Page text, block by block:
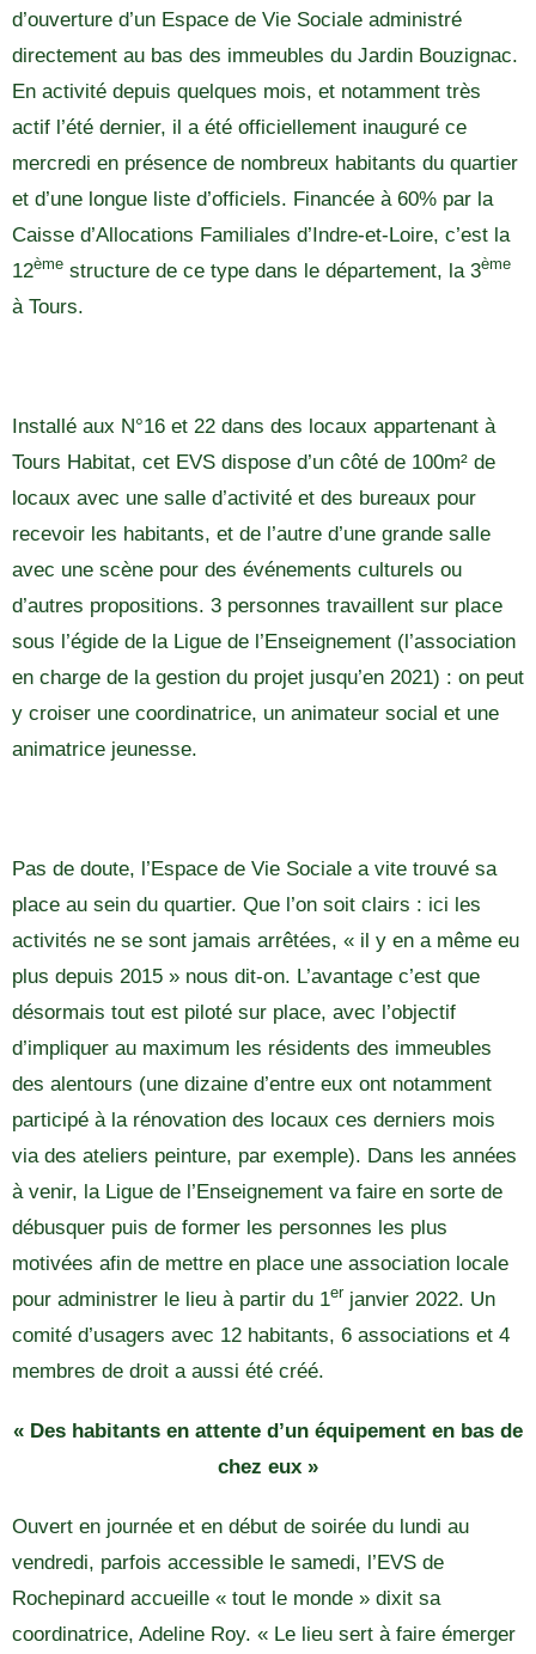
d’ouverture d’un Espace de Vie Sociale administré
directement au bas des immeubles du Jardin Bouzignac.
En activité depuis quelques mois, et notamment très
actif l’été dernier, il a été officiellement inauguré ce
mercredi en présence de nombreux habitants du quartier
et d’une longue liste d’officiels. Financée à 60% par la
Caisse d’Allocations Familiales d’Indre-et-Loire, c’est la
12ème structure de ce type dans le département, la 3ème
à Tours.
Installé aux N°16 et 22 dans des locaux appartenant à
Tours Habitat, cet EVS dispose d’un côté de 100m² de
locaux avec une salle d’activité et des bureaux pour
recevoir les habitants, et de l’autre d’une grande salle
avec une scène pour des événements culturels ou
d’autres propositions. 3 personnes travaillent sur place
sous l’égide de la Ligue de l’Enseignement (l’association
en charge de la gestion du projet jusqu’en 2021) : on peut
y croiser une coordinatrice, un animateur social et une
animatrice jeunesse.
Pas de doute, l’Espace de Vie Sociale a vite trouvé sa
place au sein du quartier. Que l’on soit clairs : ici les
activités ne se sont jamais arrêtées, « il y en a même eu
plus depuis 2015 » nous dit-on. L’avantage c’est que
désormais tout est piloté sur place, avec l’objectif
d’impliquer au maximum les résidents des immeubles
des alentours (une dizaine d’entre eux ont notamment
participé à la rénovation des locaux ces derniers mois
via des ateliers peinture, par exemple). Dans les années
à venir, la Ligue de l’Enseignement va faire en sorte de
débusquer puis de former les personnes les plus
motivées afin de mettre en place une association locale
pour administrer le lieu à partir du 1er janvier 2022. Un
comité d’usagers avec 12 habitants, 6 associations et 4
membres de droit a aussi été créé.
« Des habitants en attente d’un équipement en bas de
chez eux »
Ouvert en journée et en début de soirée du lundi au
vendredi, parfois accessible le samedi, l’EVS de
Rochepinard accueille « tout le monde » dixit sa
coordinatrice, Adeline Roy. « Le lieu sert à faire émerger